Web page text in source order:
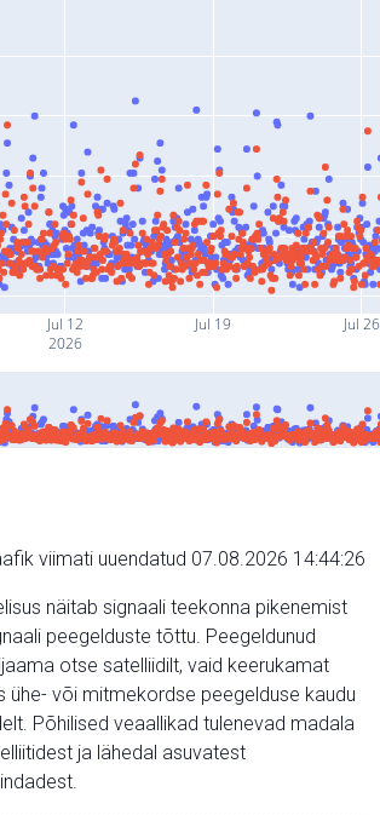
Jul 12
2026
Jul 19 Jul 26
viimati uuendatud 07.08.2026 14:44:26
näitab signaali teekonna pikenemist
peegelduste tõttu. Peegeldunud
otse satelliidilt, vaid keerukamat
ühe- või mitmekordse peegelduse kaudu
Põhilised veaallikad tulenevad madala
ja lähedal asuvatest